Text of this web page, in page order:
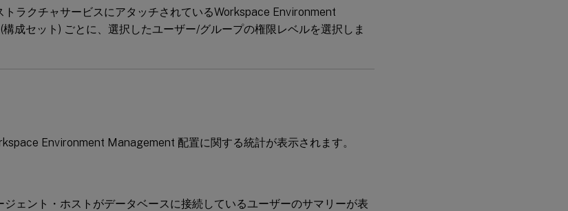
トラクチャサービスにアタッチされているWorkspace Environment
成セット) ごとに、選択したユーザー/グループの権限レベルを選択しま
Environment Management 配置に関する統計が表示されます。
ジェント・ホストがデータベースに接続しているユーザーのサマリーが表